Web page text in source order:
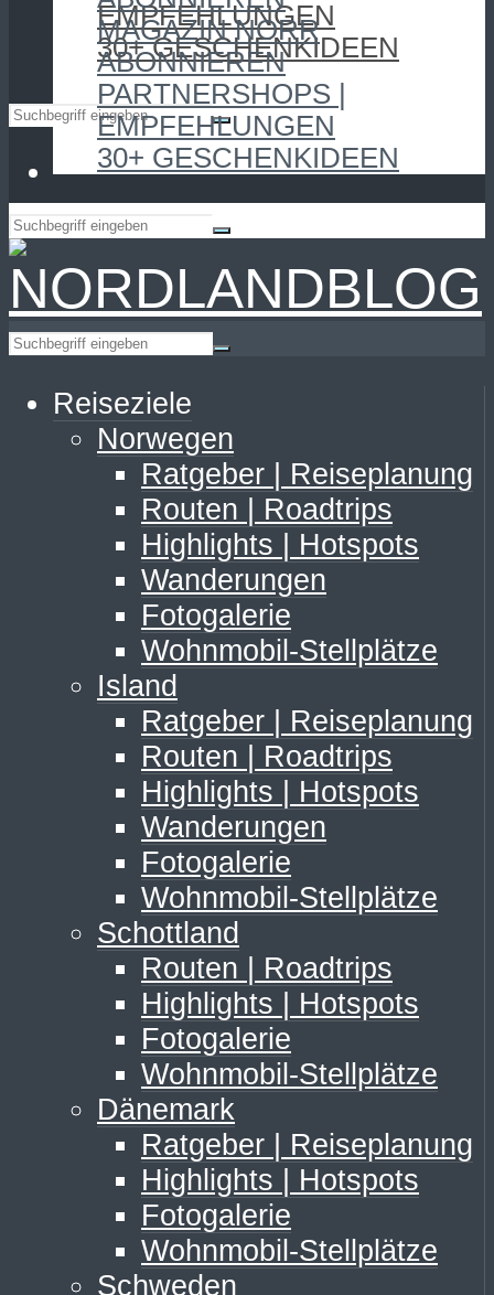
EMPFEHLUNGEN
30+ GESCHENKIDEEN
MAGAZIN NORR
ABONNIEREN
PARTNERSHOPS |
EMPFEHLUNGEN
30+ GESCHENKIDEEN
Reiseziele
Norwegen
Ratgeber | Reiseplanung
Routen | Roadtrips
Highlights | Hotspots
Wanderungen
Fotogalerie
Wohnmobil-Stellplätze
Island
Ratgeber | Reiseplanung
Routen | Roadtrips
Highlights | Hotspots
Wanderungen
Fotogalerie
Wohnmobil-Stellplätze
Schottland
Routen | Roadtrips
Highlights | Hotspots
Fotogalerie
Wohnmobil-Stellplätze
Dänemark
Ratgeber | Reiseplanung
Highlights | Hotspots
Fotogalerie
Wohnmobil-Stellplätze
Schweden